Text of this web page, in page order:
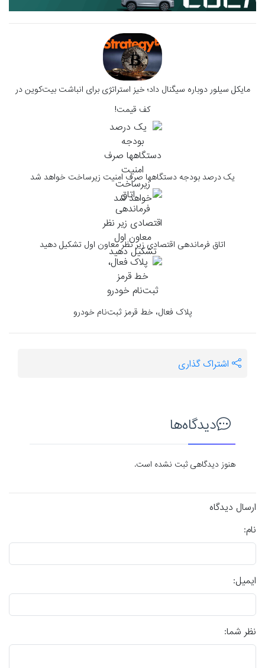
مایکل سیلور دوباره سیگنال داد؛ خیز استراتژی برای انباشت بیت‌کوین در
کف قیمت!
یک درصد بودجه دستگاهها صرف امنیت زیرساخت خواهد شد
اتاق فرماندهی اقتصادی زیر نظر معاون اول تشکیل دهید
پلاک فعال، خط قرمز ثبت‌نام خودرو
اشتراک گذاری
دیدگاه‌ها
هنوز دیدگاهی ثبت نشده است.
ارسال دیدگاه
نام:
ایمیل:
نظر شما: